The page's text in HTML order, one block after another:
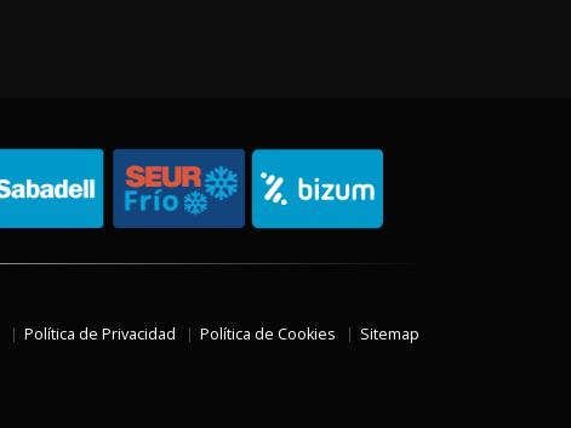
Política de Privacidad Política de Cookies Sitemap